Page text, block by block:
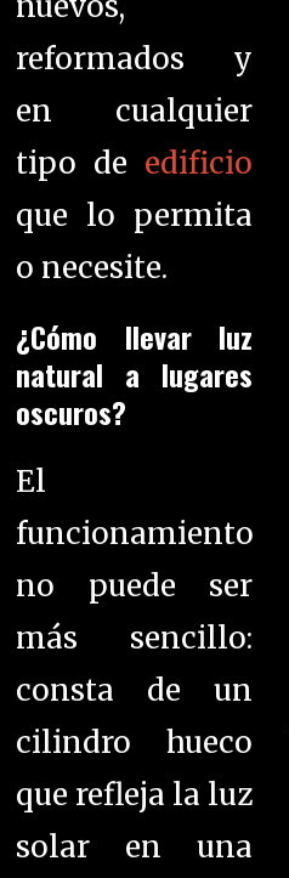
reformados y
en cualquier
tipo de edificio
que lo permita
o necesite.
¿Cómo llevar luz
natural a lugares
oscuros?
El
funcionamiento
no puede ser
más sencillo:
consta de un
cilindro hueco
que refleja la luz
solar en una